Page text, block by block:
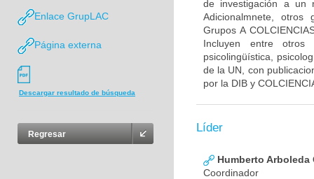
Enlace GrupLAC
Página externa
Descargar resultado de búsqueda
Regresar
de investigación a un
Adicionalmnete, otros
Grupos A
Incluyen entre otros
psicolingüística,
de la UN, con
por la DIB y
Líder
Humberto Arboleda
Coordinador